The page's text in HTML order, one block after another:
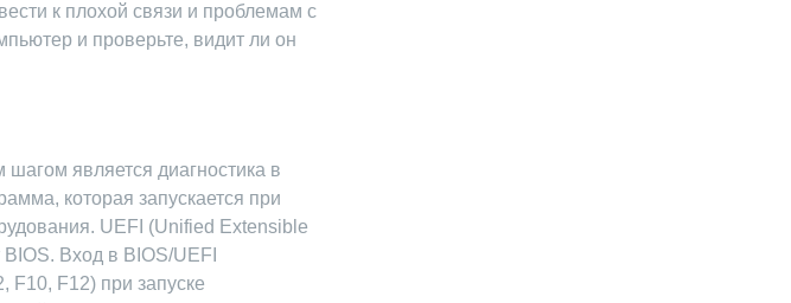
к плохой связи и проблемам с
и проверьте, видит ли он
является диагностика в
которая запускается при
UEFI (Unified Extensible
Вход в BIOS/UEFI
F10, F12) при запуске